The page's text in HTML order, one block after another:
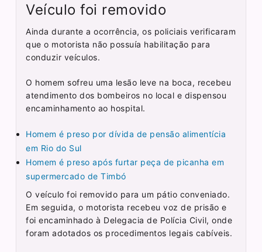
Veículo foi removido
Ainda durante a ocorrência, os policiais verificaram
que o motorista não possuía habilitação para
conduzir veículos.
O homem sofreu uma lesão leve na boca, recebeu
atendimento dos bombeiros no local e dispensou
encaminhamento ao hospital.
Homem é preso por dívida de pensão alimentícia
em Rio do Sul
Homem é preso após furtar peça de picanha em
supermercado de Timbó
O veículo foi removido para um pátio conveniado.
Em seguida, o motorista recebeu voz de prisão e
foi encaminhado à Delegacia de Polícia Civil, onde
foram adotados os procedimentos legais cabíveis.